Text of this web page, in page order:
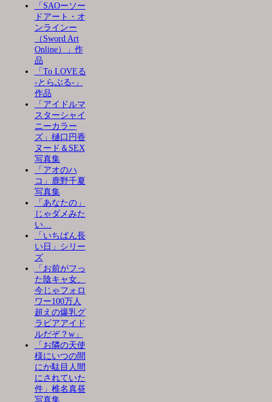
「SAOーソー
ドアート・オ
ンラインー
（Sword Art
Online）」作
品
「To LOVEる
-とらぶる-」
作品
「アイドルマ
スターシャイ
ニーカラー
ズ」樋口円香
ヌード＆SEX
写真集
「アオのハ
コ」鹿野千夏
写真集
「あなたの」
じゃダメみた
い…
「いちばん長
い日」シリー
ズ
「お前がフっ
た陰キャ女、
今じゃフォロ
ワー100万人
超えの爆乳グ
ラビアアイド
ルだぞ？w」
「お隣の天使
様にいつの間
にか駄目人間
にされていた
件」椎名真昼
写真集